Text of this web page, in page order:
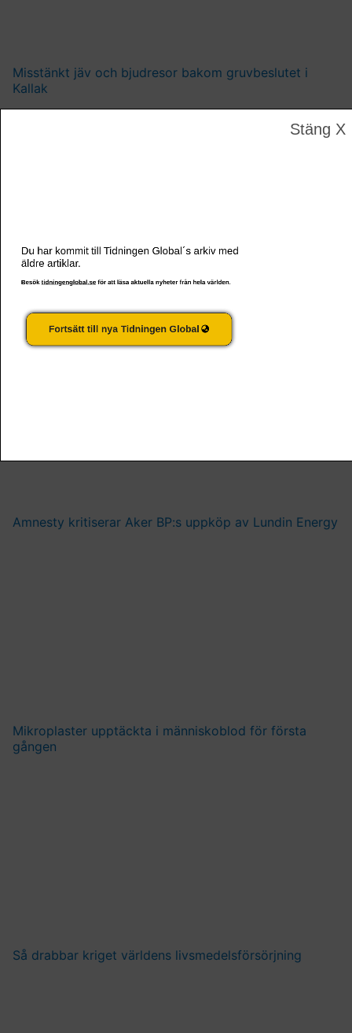
Misstänkt jäv och bjudresor bakom gruvbeslutet i
Kallak
frontlinje
Amnesty kritiserar Aker BP:s uppköp av Lundin Energy
Mikroplaster upptäckta i människoblod för första
gången
Så drabbar kriget världens livsmedelsförsörjning
Stäng X
Du har kommit till Tidningen Global´s arkiv med
äldre artiklar.
Besök tidningenglobal.se för att läsa aktuella nyheter från hela världen.
Fortsätt till nya Tidningen Global